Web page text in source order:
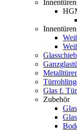
Glas f.
Zubehör